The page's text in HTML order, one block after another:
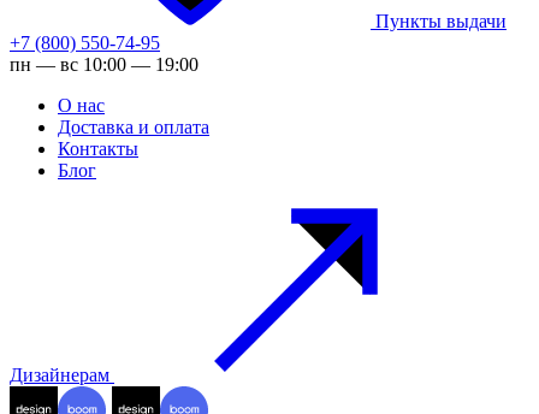
Пункты выдачи
+7 (800) 550-74-95
пн — вс 10:00 — 19:00
О нас
Доставка и оплата
Контакты
Блог
Дизайнерам